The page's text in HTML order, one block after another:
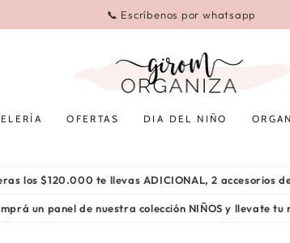
🛍️ EN TODAS TUS COMPRAS 🛍️ 💳 3 cuotas sin
OFERTAS DIA DEL NIÑO
los $120.000 te llevas ADICIONAL, 2 accesorios
un panel de nuestra colección NIÑOS y llevate tu